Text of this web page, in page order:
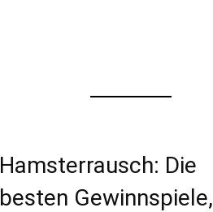
Hamsterrausch: Die
besten Gewinnspiele,